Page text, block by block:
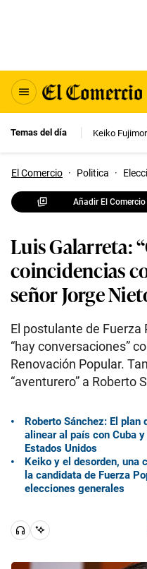
Temas del día Keiko
El Comercio · Politica ·
Añadir El
Luis Galarreta:
coincidencias
señor Jorge
El postulante de Fuerza
“hay conversaciones”
Renovación Popular.
“aventurero” a Roberto
Roberto Sánchez: El
alinear al país con Cuba
Estados Unidos
Keiko y el desorden, una
la candidata de Fuerza
elecciones generales